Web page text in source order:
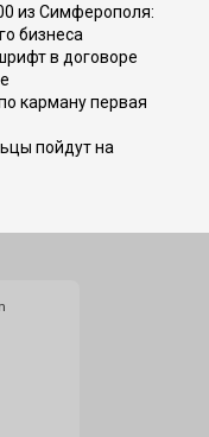
из Симферополя:
бизнеса
в договоре
карману первая
пойдут на